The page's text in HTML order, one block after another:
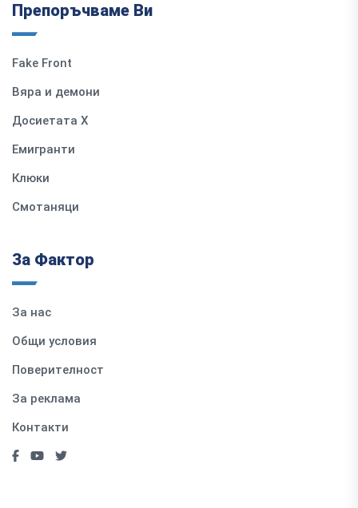
Препоръчваме Ви
Fake Front
Вяра и демони
Досиетата Х
Емигранти
Клюки
Смотаняци
За Фактор
За нас
Общи условия
Поверителност
За реклама
Контакти